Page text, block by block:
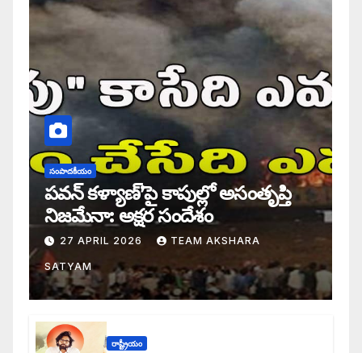
సంపాదకీయం
పవన్ కళ్యాణ్’పై కాపుల్లో అసంతృప్తి
నిజమేనా: అక్షర సందేశం
27 APRIL 2026 TEAM AKSHARA
SATYAM
రాష్ట్రీయం